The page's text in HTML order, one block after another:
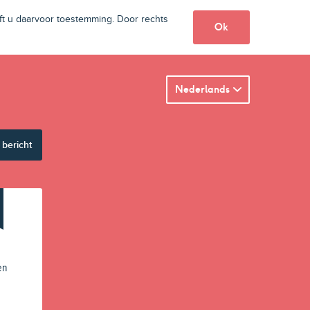
u daarvoor toestemming. Door rechts
Ok
Nederlands
bericht